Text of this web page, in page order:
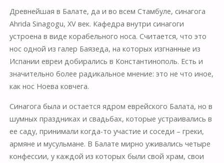
Древнейшая в Балате, да и во всем Стамбуле, синагога
Ahrida Sinagogu, XV век. Кафедра внутри синагоги
устроена в виде корабельного носа. Считается, что это
нос одной из галер Баязеда, на которых изгнанные из
Испании евреи добирались в Константинополь. Есть и
значительно более радикальное мнение: это не что иное,
как нос Ноева ковчега.
Синагога была и остается ядром еврейского Балата, но в
шумных праздниках и свадьбах, которые устраивались в
ее саду, принимали когда-то участие и соседи – греки,
армяне и мусульмане. В Балате мирно уживались четыре
конфессии, у каждой из которых были свой храм, свои